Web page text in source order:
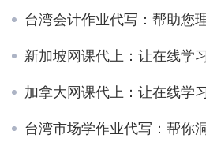
台湾会计作业代写：帮助您
新加坡网课代上：让在线学
加拿大网课代上：让在线学
台湾市场学作业代写：帮你